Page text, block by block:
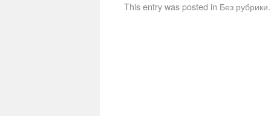
This entry was posted in Без